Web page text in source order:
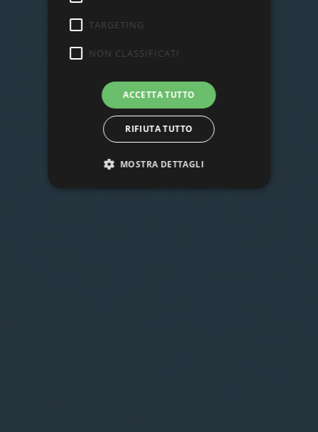
TARGETING
NON CLASSIFICATI
ACCETTA TUTTO
RIFIUTA TUTTO
MOSTRA DETTAGLI